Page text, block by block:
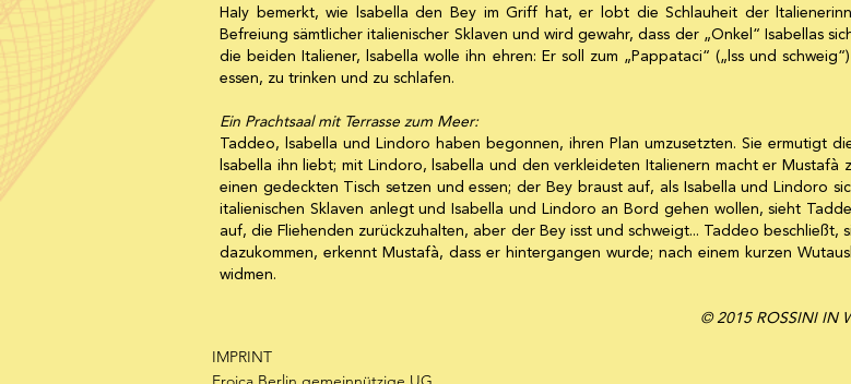
HaIy bemerkt, wie lsabella den Bey im Griff hat, er lobt die Schlauheit der
Befreiung sämtlicher italienischer Sklaven und wird gewahr, dass der „Onkel“ Isabellas
die beiden Italiener, lsabella wolle ihn ehren: Er soll zum „Pappataci“ („lss und
essen, zu trinken und zu schlafen.
Ein Prachtsaal mit Terrasse zum Meer:
Taddeo, lsabella und Lindoro haben begonnen, ihren Plan umzusetzten. Sie ermutigt
lsabella ihn liebt; mit Lindoro, lsabella und den verkleideten Italienern macht er Mustafà
einen gedeckten Tisch setzen und essen; der Bey braust auf, als Isabella und Lindoro
italienischen Sklaven anlegt und Isabella und Lindoro an Bord gehen wollen, sieht
auf, die Fliehenden zurückzuhalten, aber der Bey isst und schweigt... Taddeo beschließt,
dazukommen, erkennt Mustafà, dass er hintergangen wurde; nach einem kurzen
widmen.
© 2015 ROSSINI IN
IMPRINT